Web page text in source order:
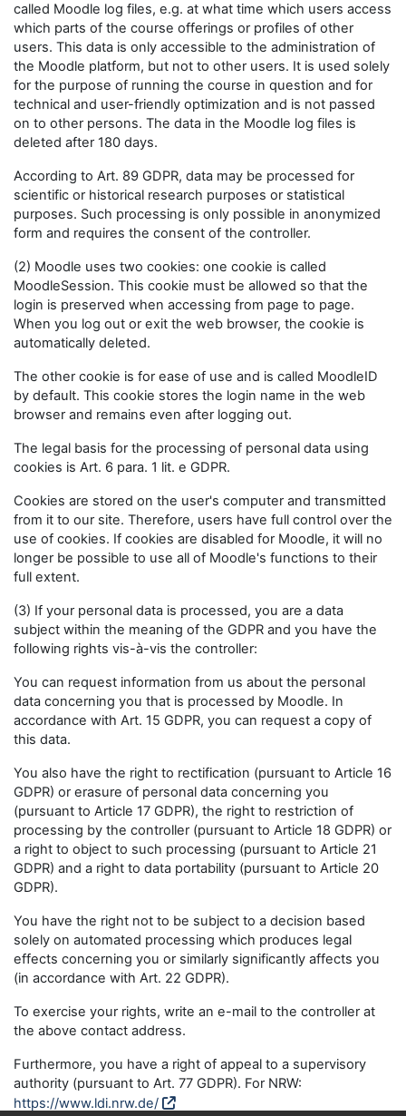
called Moodle log files, e.g. at what time which users access
which parts of the course offerings or profiles of other
users. This data is only accessible to the administration of
the Moodle platform, but not to other users. It is used solely
for the purpose of running the course in question and for
technical and user-friendly optimization and is not passed
on to other persons. The data in the Moodle log files is
deleted after 180 days.
According to Art. 89 GDPR, data may be processed for
scientific or historical research purposes or statistical
purposes. Such processing is only possible in anonymized
form and requires the consent of the controller.
(2) Moodle uses two cookies: one cookie is called
MoodleSession. This cookie must be allowed so that the
login is preserved when accessing from page to page.
When you log out or exit the web browser, the cookie is
automatically deleted.
The other cookie is for ease of use and is called MoodleID
by default. This cookie stores the login name in the web
browser and remains even after logging out.
The legal basis for the processing of personal data using
cookies is Art. 6 para. 1 lit. e GDPR.
Cookies are stored on the user's computer and transmitted
from it to our site. Therefore, users have full control over the
use of cookies. If cookies are disabled for Moodle, it will no
longer be possible to use all of Moodle's functions to their
full extent.
(3) If your personal data is processed, you are a data
subject within the meaning of the GDPR and you have the
following rights vis-à-vis the controller:
You can request information from us about the personal
data concerning you that is processed by Moodle. In
accordance with Art. 15 GDPR, you can request a copy of
this data.
You also have the right to rectification (pursuant to Article 16
GDPR) or erasure of personal data concerning you
(pursuant to Article 17 GDPR), the right to restriction of
processing by the controller (pursuant to Article 18 GDPR) or
a right to object to such processing (pursuant to Article 21
GDPR) and a right to data portability (pursuant to Article 20
GDPR).
You have the right not to be subject to a decision based
solely on automated processing which produces legal
effects concerning you or similarly significantly affects you
(in accordance with Art. 22 GDPR).
To exercise your rights, write an e-mail to the controller at
the above contact address.
Furthermore, you have a right of appeal to a supervisory
authority (pursuant to Art. 77 GDPR). For NRW:
https://www.ldi.nrw.de/